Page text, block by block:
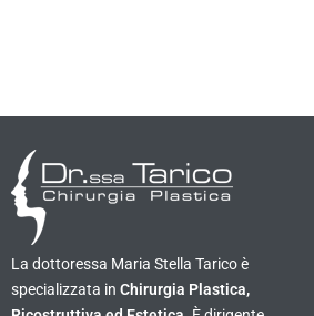
La dottoressa Maria Stella Tarico è
specializzata in Chirurgia Plastica,